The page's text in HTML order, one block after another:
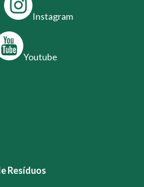
Instagram
Youtube
Resíduos